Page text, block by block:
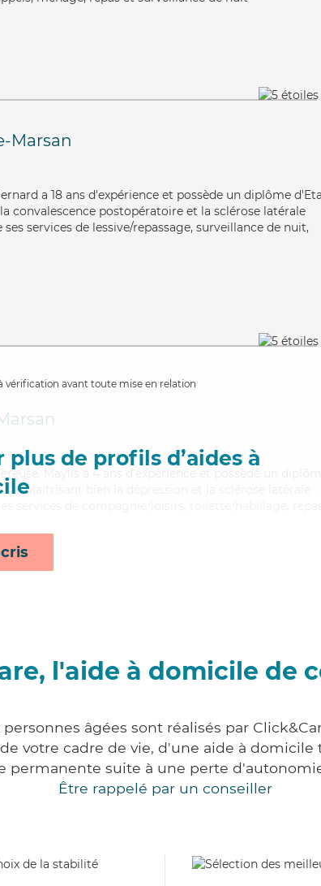
Marsan
a 18 ans d'expérience et possède un diplôme
convalescence postopératoire et la sclérose latérale
services de lessive/repassage, surveillance de nuit,
vérification avant toute mise en relation
de profils d’aides à
Maylis a 4 ans d'expérience et possède un diplôme
Maitrisant bien la dépression et la sclérose latérale
l'aide à domicile de
personnes âgées sont réalisés par
votre cadre de vie, d'une aide à
permanente suite à une perte
Être rappelé par un conseiller